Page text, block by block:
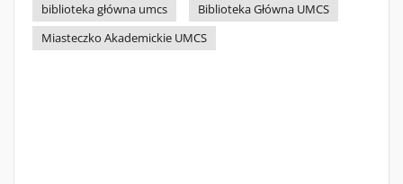
biblioteka główna umcs
Biblioteka Główna UMCS
Miasteczko Akademickie UMCS